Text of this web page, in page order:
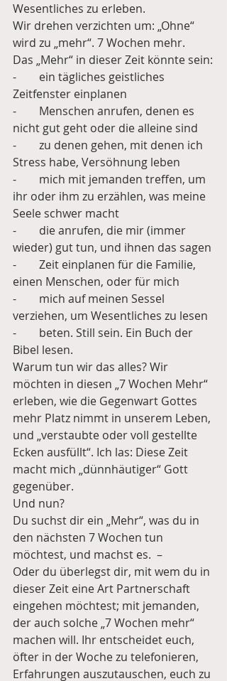
Wesentliches zu erleben.
Wir drehen verzichten um: „Ohne“
wird zu „mehr“. 7 Wochen mehr.
Das „Mehr“ in dieser Zeit könnte sein:
-        ein tägliches geistliches
Zeitfenster einplanen
-        Menschen anrufen, denen es
nicht gut geht oder die alleine sind
-        zu denen gehen, mit denen ich
Stress habe, Versöhnung leben
-        mich mit jemanden treffen, um
ihr oder ihm zu erzählen, was meine
Seele schwer macht
-        die anrufen, die mir (immer
wieder) gut tun, und ihnen das sagen
-        Zeit einplanen für die Familie,
einen Menschen, oder für mich
-        mich auf meinen Sessel
verziehen, um Wesentliches zu lesen
-        beten. Still sein. Ein Buch der
Bibel lesen.
Warum tun wir das alles? Wir
möchten in diesen „7 Wochen Mehr“
erleben, wie die Gegenwart Gottes
mehr Platz nimmt in unserem Leben,
und „verstaubte oder voll gestellte
Ecken ausfüllt“. Ich las: Diese Zeit
macht mich „dünnhäutiger“ Gott
gegenüber.
Und nun?
Du suchst dir ein „Mehr“, was du in
den nächsten 7 Wochen tun
möchtest, und machst es.  –
Oder du überlegst dir, mit wem du in
dieser Zeit eine Art Partnerschaft
eingehen möchtest; mit jemanden,
der auch solche „7 Wochen mehr“
machen will. Ihr entscheidet euch,
öfter in der Woche zu telefonieren,
Erfahrungen auszutauschen, euch zu